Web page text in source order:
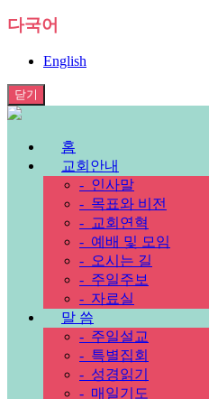
다국어
English
닫기
홈
교회안내
- 인사말
- 목표와 비전
- 교회연혁
- 예배 및 모임
- 오시는 길
- 주일주보
- 자료실
말 씀
- 주일설교
- 특별집회
- 성경읽기
- 매일기도